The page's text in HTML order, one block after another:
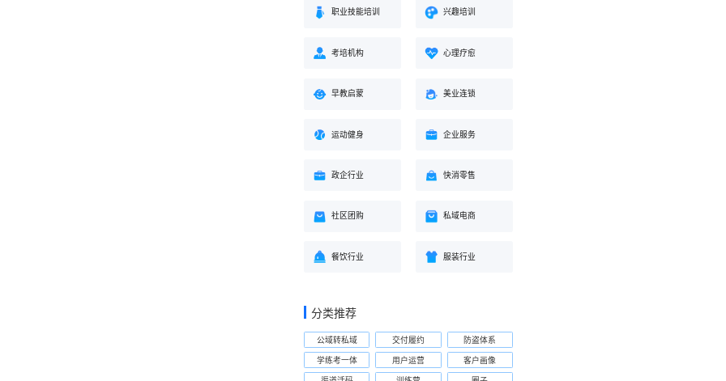
职业技能培训 兴趣培训
考培机构 心理疗愈
早教启蒙 美业连锁
运动健身 企业服务
政企行业 快消零售
社区团购 私域电商
餐饮行业 服装行业
分类推荐
公域转私域 交付履约 防盗体系
学练考一体 用户运营 客户画像